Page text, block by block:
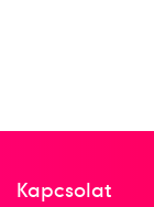
Kapcsolat